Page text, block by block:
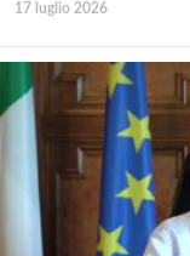
17 luglio 2026